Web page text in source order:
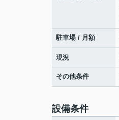
駐車場 / 月額
現況
その他条件
設備条件